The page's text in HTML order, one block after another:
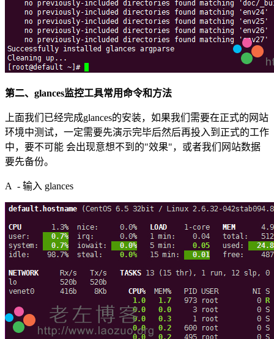
第二、glances监控工具常用命令和方法
上面我们已经完成glances的安装，如果我们需要在正式的网站
环境中测试，一定需要先演示完毕后然后再投入到正式的工作
中，要不可能 会出现意想不到的"效果"，或者我们网站数据
要先备份。
A - 输入 glances